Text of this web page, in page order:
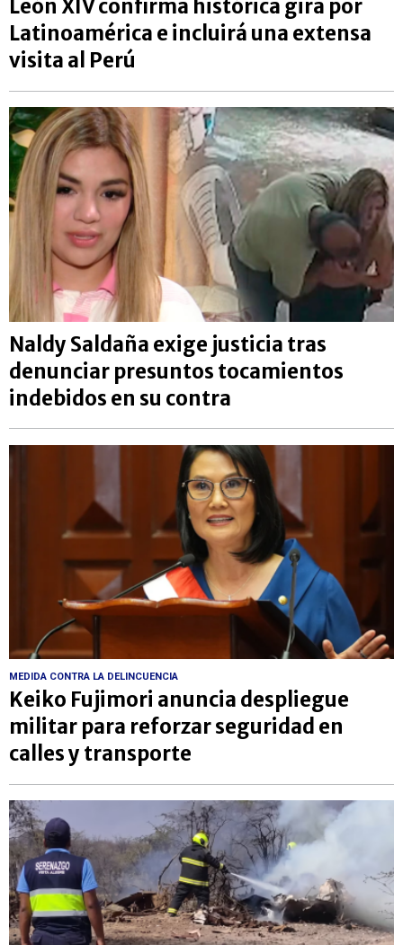
León XIV confirma histórica gira por
Latinoamérica e incluirá una extensa
visita al Perú
Naldy Saldaña exige justicia tras
denunciar presuntos tocamientos
indebidos en su contra
MEDIDA CONTRA LA DELINCUENCIA
Keiko Fujimori anuncia despliegue
militar para reforzar seguridad en
calles y transporte